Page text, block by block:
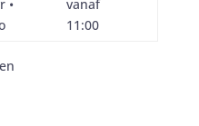
•
vanaf
11:00